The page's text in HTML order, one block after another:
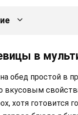
в
обед простой в
вкусовым
хотя готовится